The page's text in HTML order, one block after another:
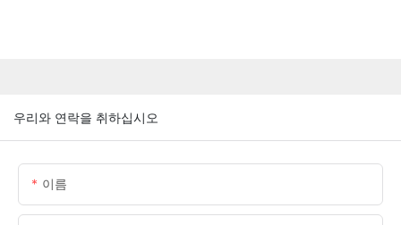
우리와 연락을 취하십시오
이름